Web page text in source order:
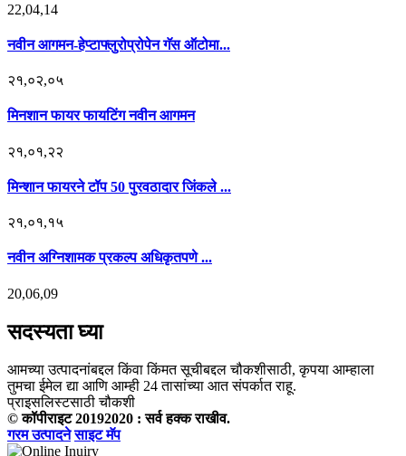
22,04,14
नवीन आगमन-हेप्टाफ्लुरोप्रोपेन गॅस ऑटोमा...
२१,०२,०५
मिनशान फायर फायटिंग नवीन आगमन
२१,०१,२२
मिन्शान फायरने टॉप 50 पुरवठादार जिंकले ...
२१,०१,१५
नवीन अग्निशामक प्रकल्प अधिकृतपणे ...
20,06,09
सदस्यता घ्या
आमच्या उत्पादनांबद्दल किंवा किंमत सूचीबद्दल चौकशीसाठी, कृपया आम्हाला
तुमचा ईमेल द्या आणि आम्ही 24 तासांच्या आत संपर्कात राहू.
प्राइसलिस्टसाठी चौकशी
© कॉपीराइट 20192020 : सर्व हक्क राखीव.
गरम उत्पादने साइट मॅप